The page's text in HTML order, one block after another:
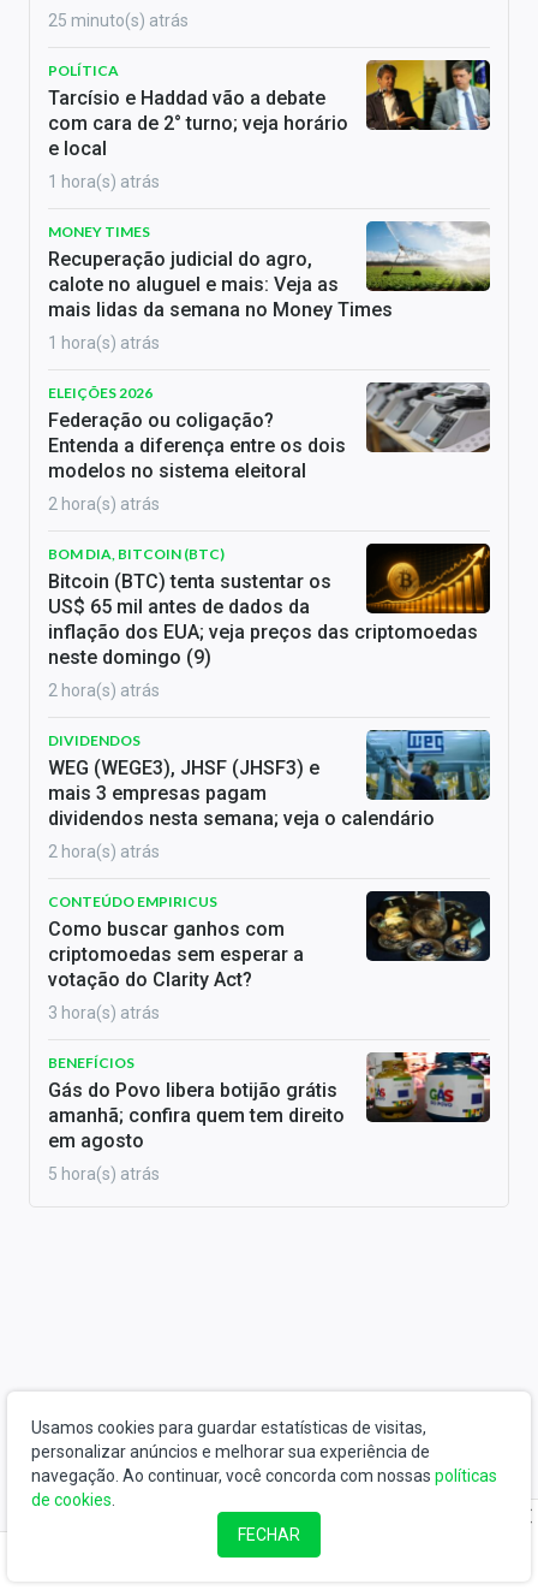
25 minuto(s) atrás
POLÍTICA
Tarcísio e Haddad vão a debate
com cara de 2° turno; veja horário
e local
1 hora(s) atrás
MONEY TIMES
Recuperação judicial do agro,
calote no aluguel e mais: Veja as
mais lidas da semana no Money Times
1 hora(s) atrás
ELEIÇÕES 2026
Federação ou coligação?
Entenda a diferença entre os dois
modelos no sistema eleitoral
2 hora(s) atrás
BOM DIA, BITCOIN (BTC)
Bitcoin (BTC) tenta sustentar os
US$ 65 mil antes de dados da
inflação dos EUA; veja preços das criptomoedas
neste domingo (9)
2 hora(s) atrás
DIVIDENDOS
WEG (WEGE3), JHSF (JHSF3) e
mais 3 empresas pagam
dividendos nesta semana; veja o calendário
2 hora(s) atrás
CONTEÚDO EMPIRICUS
Como buscar ganhos com
criptomoedas sem esperar a
votação do Clarity Act?
3 hora(s) atrás
BENEFÍCIOS
Gás do Povo libera botijão grátis
amanhã; confira quem tem direito
em agosto
5 hora(s) atrás
Usamos cookies para guardar estatísticas de visitas,
personalizar anúncios e melhorar sua experiência de
navegação. Ao continuar, você concorda com nossas políticas
de cookies
FECHAR